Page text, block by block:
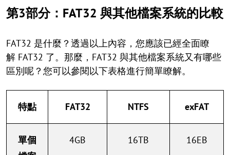
第3部分：FAT32 與其他檔案系統的比較
FAT32 是什麼？透過以上內容，您應該已經全面瞭
解 FAT32 了。那麼，FAT32 與其他檔案系統又有哪些
區別呢？您可以參閱以下表格進行簡單瞭解。
特點 FAT32 NTFS exFAT
單個
4GB 16TB 16EB